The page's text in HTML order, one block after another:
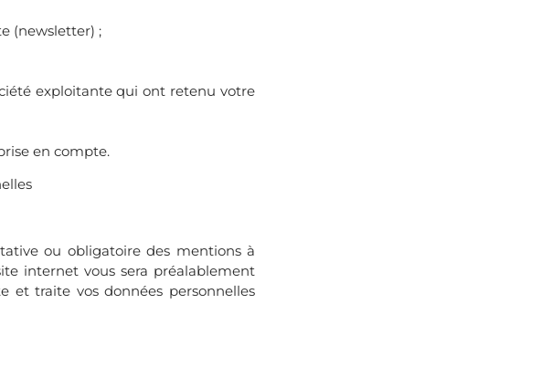
(newsletter) ;
exploitante qui ont retenu votre
en compte.
ou obligatoire des mentions à
internet vous sera préalablement
et traite vos données personnelles